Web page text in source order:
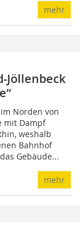
mehr
Jöllenbeck
Norden von
mit Dampf
weshalb
Bahnhof
Gebäude...
mehr